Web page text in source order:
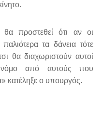
θα προστεθεί ότι αν οι
τα δάνεια τότε
θα διαχωριστούν αυτοί
νόμο από αυτούς που
κατέληξε ο υπουργός.